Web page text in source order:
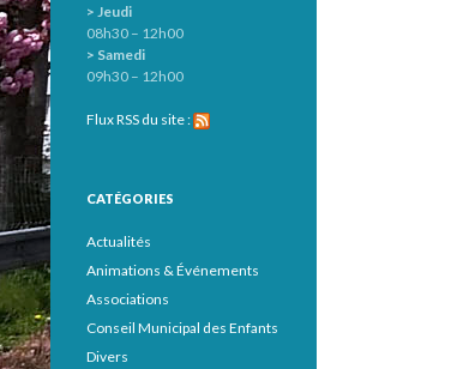
> Jeudi
08h30 – 12h00
> Samedi
09h30 – 12h00
Flux RSS du site :
CATÉGORIES
Actualités
Animations & Événements
Associations
Conseil Municipal des Enfants
Divers